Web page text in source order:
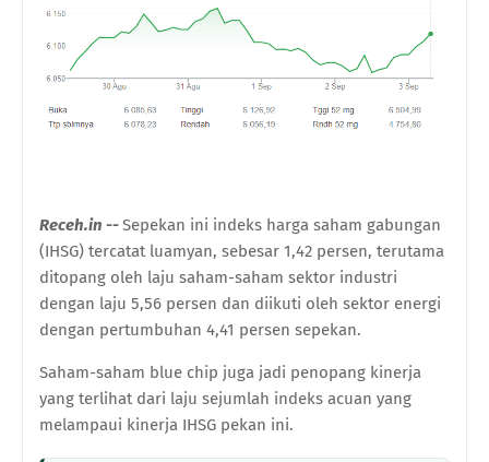
Receh.in --Sepekan ini indeks harga saham gabungan
(IHSG) tercatat luamyan, sebesar 1,42 persen, terutama
ditopang oleh laju saham-saham sektor industri
dengan laju 5,56 persen dan diikuti oleh sektor energi
dengan pertumbuhan 4,41 persen sepekan.
Saham-saham blue chip juga jadi penopang kinerja
yang terlihat dari laju sejumlah indeks acuan yang
melampaui kinerja IHSG pekan ini.